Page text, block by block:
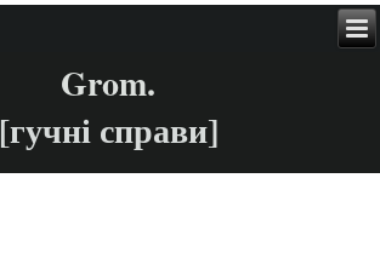
Grom.
[гучні справи]